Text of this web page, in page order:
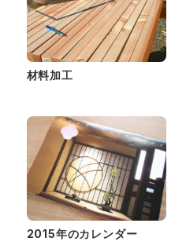
材料加工
2015年のカレンダー